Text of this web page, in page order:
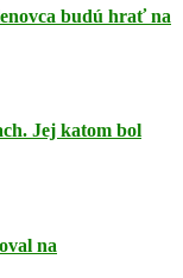
budú hrať na
Jej katom bol
na